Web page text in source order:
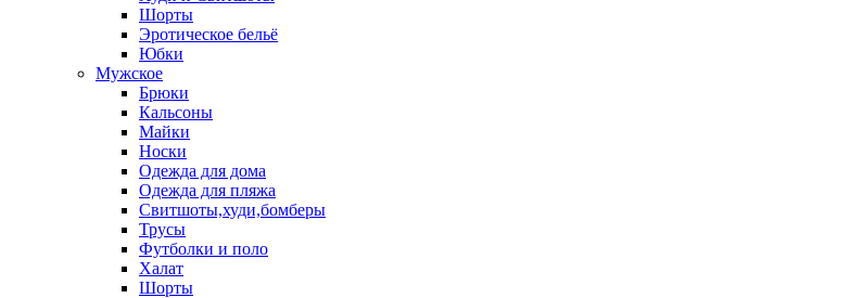
Шорты
Эротическое бельё
Юбки
Мужское
Брюки
Кальсоны
Майки
Носки
Одежда для дома
Одежда для пляжа
Свитшоты,худи,бомберы
Трусы
Футболки и поло
Халат
Шорты